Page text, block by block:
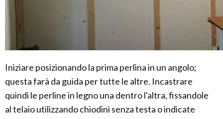
Iniziare posizionando la prima perlina in un angolo;
questa farà da guida per tutte le altre. Incastrare
quindi le perline in legno una dentro l'altra, fissandole
al telaio utilizzando chiodini senza testa o indicate